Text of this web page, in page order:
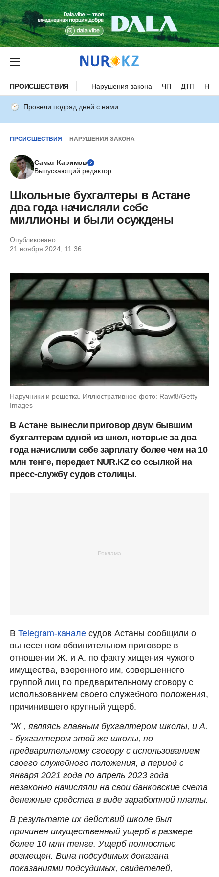
ПРОИСШЕСТВИЯ Нарушения закона ЧП ДТП
Провели подряд дней с нами
ПРОИСШЕСТВИЯ НАРУШЕНИЯ ЗАКОНА
Самат Каримов
Выпускающий редактор
Школьные бухгалтеры в Астане
два года начисляли себе
миллионы и были осуждены
Опубликовано:
21 ноября 2024, 11:36
Наручники и решетка. Иллюстративное фото: Rawf8/Getty
Images
В Астане вынесли приговор двум бывшим
бухгалтерам одной из школ, которые за два
года начислили себе зарплату более чем на 10
млн тенге, передает NUR.KZ со ссылкой на
пресс-службу судов столицы.
В Telegram-канале судов Астаны сообщили о
вынесенном обвинительном приговоре в
отношении Ж. и А. по факту хищения чужого
имущества, вверенного им, совершенного
группой лиц по предварительному сговору с
использованием своего служебного положения,
причинившего крупный ущерб.
"Ж., являясь главным бухгалтером школы, и А.
- бухгалтером этой же школы, по
предварительному сговору с использованием
своего служебного положения, в период с
января 2021 года по апрель 2023 года
незаконно начисляли на свои банковские счета
денежные средства в виде заработной платы.
В результате их действий школе был
причинен имущественный ущерб в размере
более 10 млн тенге. Ущерб полностью
возмещен. Вина подсудимых доказана
показаниями подсудимых, свидетелей,